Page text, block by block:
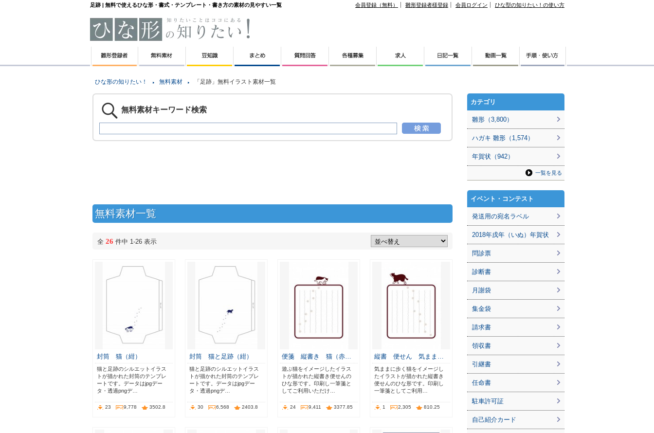
足跡 | 無料で使えるひな形・書式・テンプレート・書き方の素材の見やすい一覧 会員登録（無料） 雛形登録者様登録 会員ログイン ひな型の知りたい！の使い方
ひな形の知りたい！ 無料素材 「足跡」無料イラスト素材一覧
無料素材キーワード検索
無料素材一覧
全 26 件中 1-26 表示
封筒 猫（紺）
猫と足跡のシルエットイラス
トが描かれた封筒のテンプレ
ートです。データはjpgデー
タ・透過pngデ…
23 9,778 3502.8
封筒 猫と足跡（紺）
猫と足跡のシルエットイラス
トが描かれた封筒のテンプレ
ートです。データはjpgデー
タ・透過pngデ…
30 6,568 2403.8
便箋 縦書き 猫（赤…
遊ぶ猫をイメージしたイラス
トが描かれた縦書き便せんの
ひな形です。印刷し一筆箋と
してご利用いただけ…
24 9,411 3377.85
縦書 便せん 気まま…
気ままに歩く猫をイメージし
たイラストが描かれた縦書き
便せんのひな形です。印刷し
一筆箋としてご利用…
1 2,305 810.25
カテゴリ
雛形（3,800）
ハガキ 雛形（1,574）
年賀状（942）
一覧を見る
イベント・コンテスト
発送用の宛名ラベル
2018年戌年（いぬ）年賀状
問診票
診断書
月謝袋
集金袋
請求書
領収書
引継書
任命書
駐車許可証
自己紹介カード